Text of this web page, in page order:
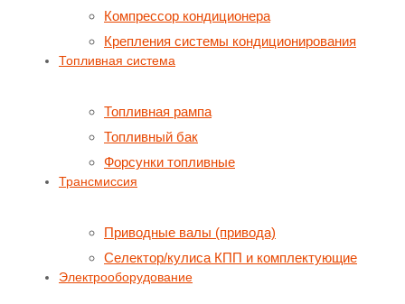
Компрессор кондиционера
Крепления системы кондиционирования
Топливная система
Топливная рампа
Топливный бак
Форсунки топливные
Трансмиссия
Приводные валы (привода)
Селектор/кулиса КПП и комплектующие
Электрооборудование